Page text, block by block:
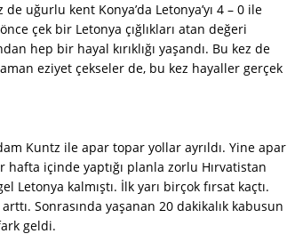
uğurlu kent Konya’da Letonya’yı 4 – 0 ile
çek bir Letonya çığlıkları atan değeri
hep bir hayal kırıklığı yaşandı. Bu kez de
eziyet çekseler de, bu kez hayaller gerçek
Kuntz ile apar topar yollar ayrıldı. Yine apar
içinde yaptığı planla zorlu Hırvatistan
Letonya kalmıştı. İlk yarı birçok fırsat kaçtı.
Sonrasında yaşanan 20 dakikalık kabusun
geldi.